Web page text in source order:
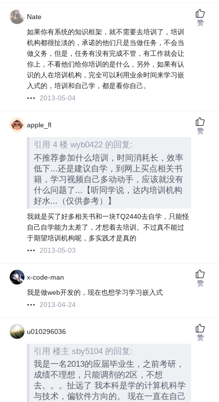
Nate
如果你有系统的知识框架，就不需要去培训了，培训
机构都很扯淡的，承诺的他们只是当做任务，不会当
做义务，但是，任务有没有完成不管，有工作就会让
你上，不看他们给你培训的是什么，另外，如果有认
识的人在培训机构，完全可以利用业余时间来学习嵌
入式的，培训和自己学，都是看你自己。
2013-05-04
赞
apple_fl
引用 4 楼 wyb0422 的回复:
不推荐参加什么培训，时间消耗长，效率
低下...还是建议自学，到网上买点相关书
籍，学习视频自己多动动手，应该就没有
什么问题了...【听同学说，达内培训机构
好水...（仅供参考）】
我就是买了好多相关书和一块TQ2440去自学，只能怪
自己自学能力太差了，才想着去培训。不过真不能过
于期望培训机构呢，多实践才是真的
2013-05-03
赞
x-code-man
我是做web开发的，现在也想学习学习嵌入式
2013-04-24
赞
u010296036
引用 楼主 sby5104 的回复:
我是一名2013的应届毕业生，之前考研，
成绩不理想，只能调剂的2区，不想
去。。。扯远了 我本科是学的计算机科学
与技术，偏软件方向的。 现在一直在自己
赞